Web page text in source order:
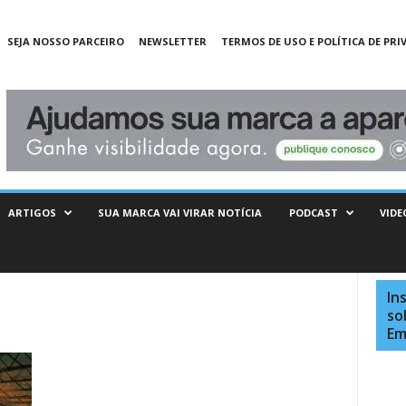
SEJA NOSSO PARCEIRO NEWSLETTER TERMOS DE USO E POLÍTICA DE
ARTIGOS SUA MARCA VAI VIRAR NOTÍCIA PODCAST